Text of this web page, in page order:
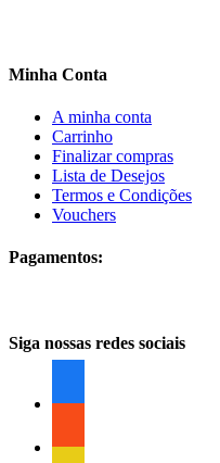
Minha Conta
A minha conta
Carrinho
Finalizar compras
Lista de Desejos
Termos e Condições
Vouchers
Pagamentos:
Siga nossas redes sociais